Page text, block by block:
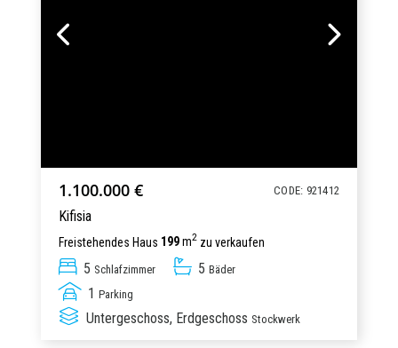
1.100.000 € CODE: 921412
Kifisia
Freistehendes Haus 199m2 zu verkaufen
5 Schlafzimmer 5 Bäder
1 Parking
Untergeschoss, Erdgeschoss Stockwerk